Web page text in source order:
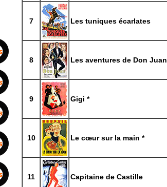
7 Les tuniques écarlates
8 Les aventures de Don Juan
9 Gigi *
10 Le cœur sur la main *
11 Capitaine de Castille